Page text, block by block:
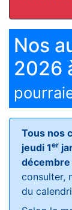
Nos
2026
Tous nos
jeudi 1er
consulter,
du